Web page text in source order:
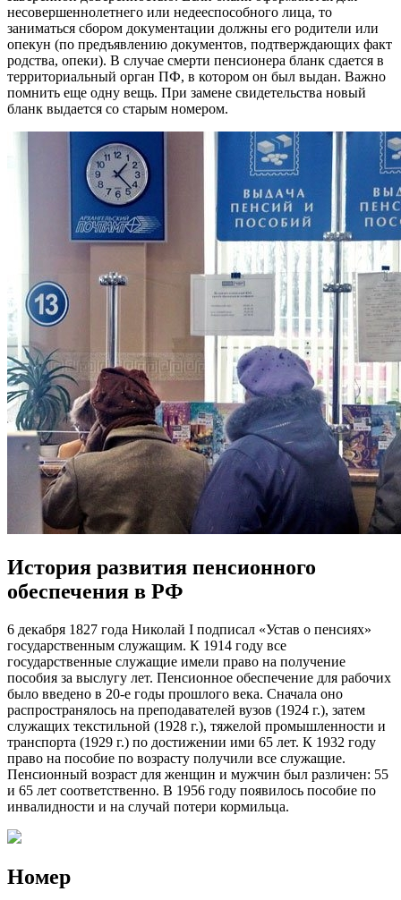
несовершеннолетнего или недееспособного лица, то
заниматься сбором документации должны его родители или
опекун (по предъявлению документов, подтверждающих факт
родства, опеки). В случае смерти пенсионера бланк сдается в
территориальный орган ПФ, в котором он был выдан. Важно
помнить еще одну вещь. При замене свидетельства новый
бланк выдается со старым номером.
История развития пенсионного
обеспечения в РФ
6 декабря 1827 года Николай I подписал «Устав о пенсиях»
государственным служащим. К 1914 году все
государственные служащие имели право на получение
пособия за выслугу лет. Пенсионное обеспечение для рабочих
было введено в 20-е годы прошлого века. Сначала оно
распространялось на преподавателей вузов (1924 г.), затем
служащих текстильной (1928 г.), тяжелой промышленности и
транспорта (1929 г.) по достижении ими 65 лет. К 1932 году
право на пособие по возрасту получили все служащие.
Пенсионный возраст для женщин и мужчин был различен: 55
и 65 лет соответственно. В 1956 году появилось пособие по
инвалидности и на случай потери кормильца.
Номер